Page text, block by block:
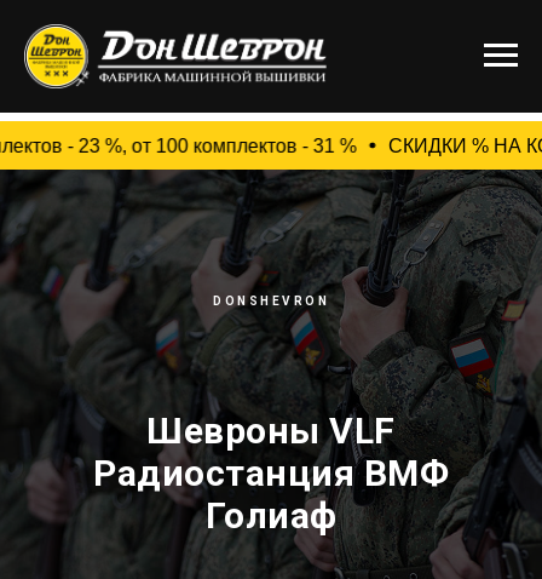
- 23 %, от 100 комплектов - 31 % СКИДКИ % НА
DONSHEVRON
Шевроны VLF
Радиостанция ВМФ
Голиаф